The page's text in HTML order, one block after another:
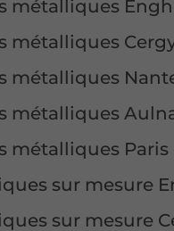
métalliques
métalliques
métalliques
métalliques
métalliques Paris
sur mesure
sur mesure